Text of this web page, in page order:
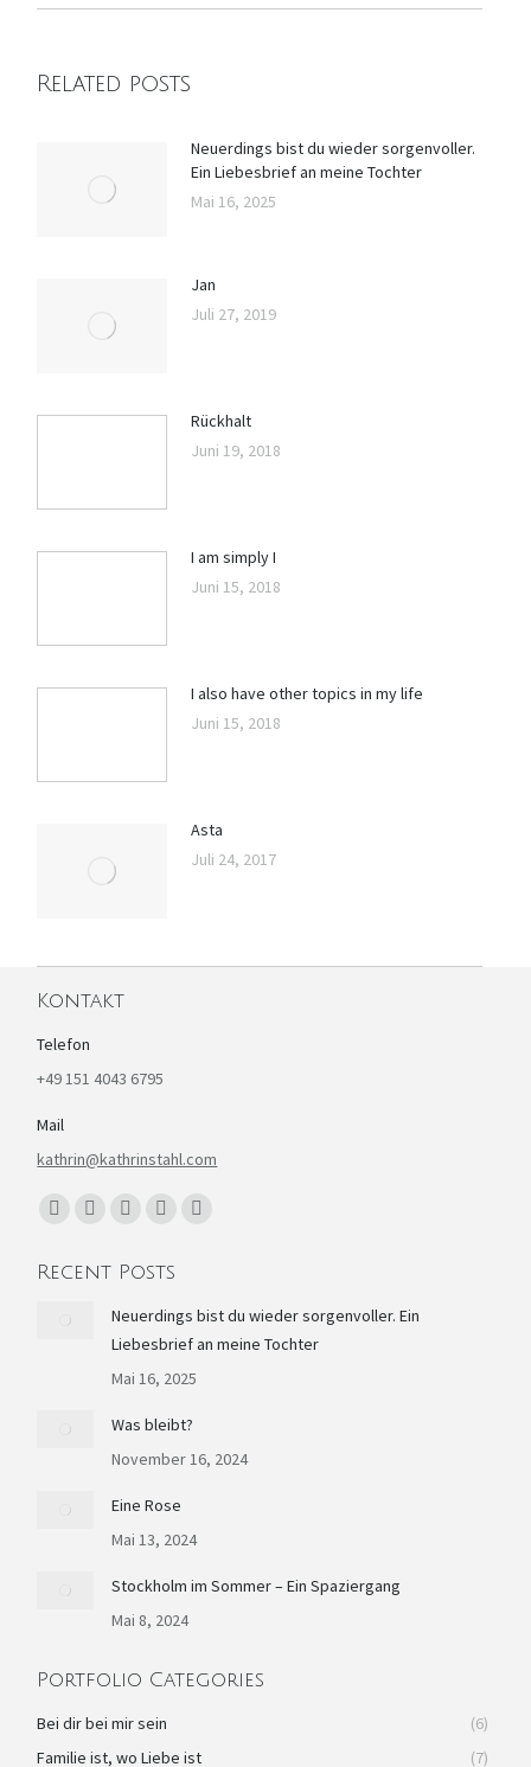
Related posts
Neuerdings bist du wieder sorgenvoller.
Ein Liebesbrief an meine Tochter
Mai 16, 2025
Jan
Juli 27, 2019
Rückhalt
Juni 19, 2018
I am simply I
Juni 15, 2018
I also have other topics in my life
Juni 15, 2018
Asta
Juli 24, 2017
Kontakt
Telefon
+49 151 4043 6795
Mail
kathrin@kathrinstahl.com
Finden Sie uns auf:
opensopens
new
window
opens
in
new
window
opens
in
new
window
opens
in
new
Recent Posts
Neuerdings bist du wieder sorgenvoller. Ein
Liebesbrief an meine Tochter
Mai 16, 2025
Was bleibt?
November 16, 2024
Eine Rose
Mai 13, 2024
Stockholm im Sommer – Ein Spaziergang
Mai 8, 2024
Portfolio Categories
Bei dir bei mir sein
(6)
Familie ist, wo Liebe ist
(7)